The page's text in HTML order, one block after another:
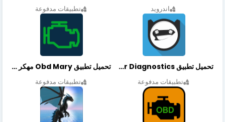
اندرويد تطبيقات مدفوعة
تحميل تطبيق OBDeleven Car Diagnostics مهكر أخر إصدار
تطبيقات مدفوعة
تحميل تطبيق Obd Mary مهكر أخر إصدار
تطبيقات مدفوعة